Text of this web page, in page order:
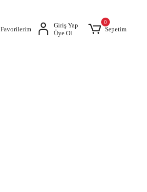
Favorilerim
Giriş Yap
Üye Ol
0
Sepetim